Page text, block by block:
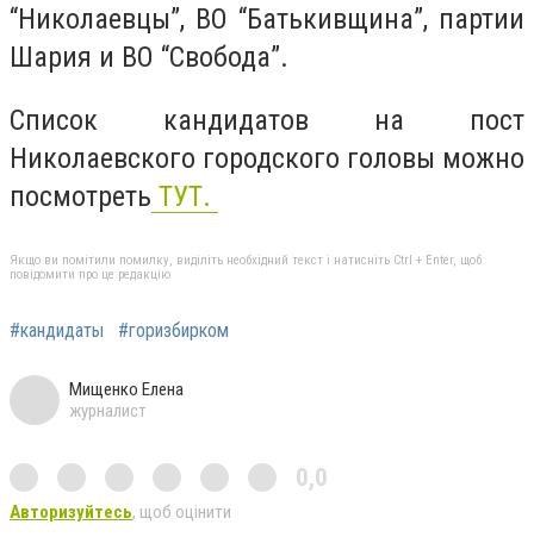
“Николаевцы”, ВО “Батькивщина”, партии
Шария и ВО “Свобода”.
Список кандидатов на пост
Николаевского городского головы можно
посмотреть ТУТ.
Якщо ви помітили помилку, виділіть необхідний текст і натисніть Ctrl + Enter, щоб
повідомити про це редакцію
#кандидаты #горизбирком
Мищенко Елена
журналист
0,0
Авторизуйтесь, щоб оцінити